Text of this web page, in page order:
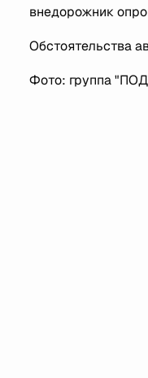
внедорожник
Обстоятельства
Фото: группа